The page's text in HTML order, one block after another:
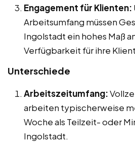
Engagement für Klienten:
Arbeitsumfang müssen
Ingolstadt ein hohes Maß
Verfügbarkeit für ihre
Unterschiede
Arbeitszeitumfang:
arbeiten typischerweise
Woche als Teilzeit- oder
Ingolstadt.